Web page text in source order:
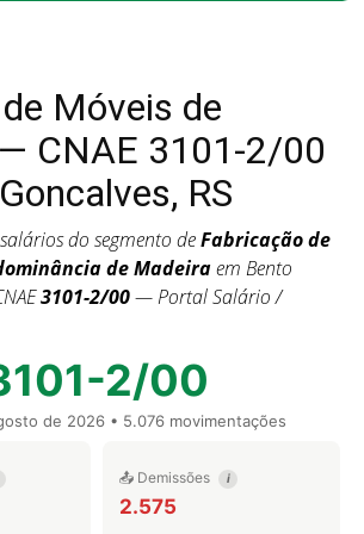
Móveis de
CNAE 3101-2/00
RS
do segmento deFabricação de
de Madeiraem Bento
3101-2/00— Portal Salário /
2/00
de 2026 • 5.076 movimentações
📤 Demissões i
2.575